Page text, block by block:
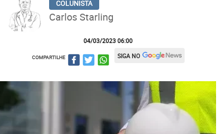
Carlos Starling
04/03/2023 06:00
COMPARTILHE SIGA NO